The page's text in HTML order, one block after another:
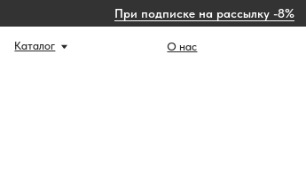
При подписке на рассылку -8%